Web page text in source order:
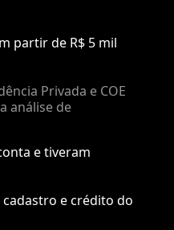
partir de R$ 5 mil
Privada e COE
análise de
e tiveram
cadastro e crédito do